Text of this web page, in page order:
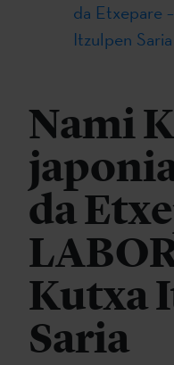
da Etxepare
Itzulpen Saria
Nami
da
Kutxa
Saria